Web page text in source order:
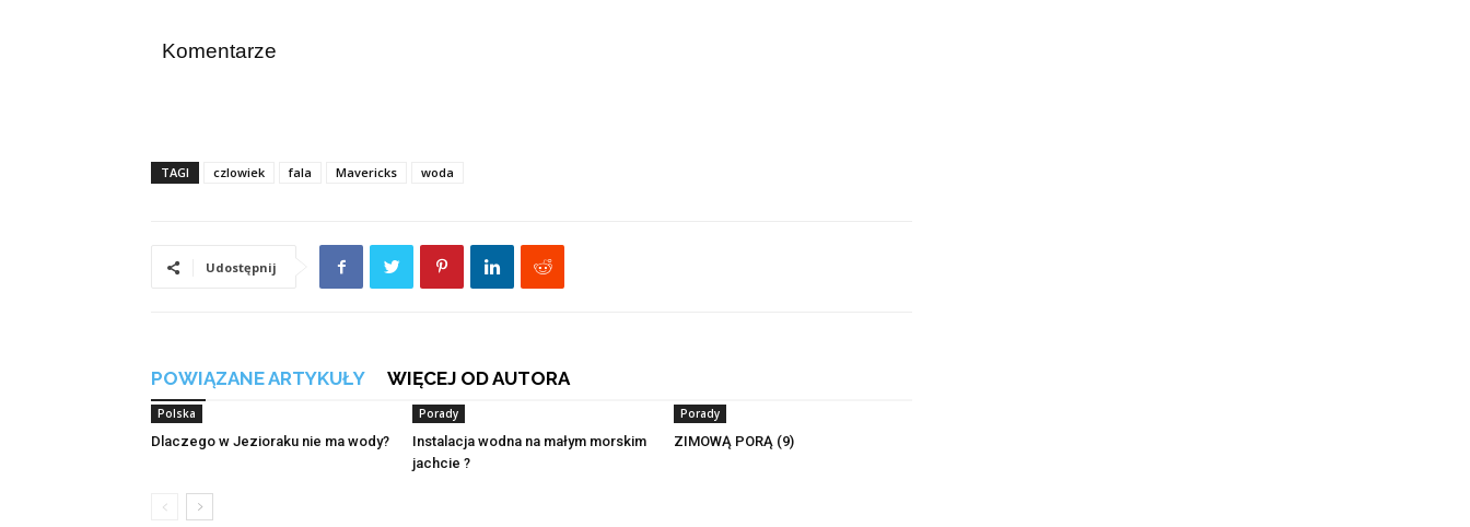
Komentarze
TAGI czlowiek fala Mavericks woda
Udostępnij
POWIĄZANE ARTYKUŁY WIĘCEJ OD AUTORA
Polska
Dlaczego w Jezioraku nie ma wody?
Porady
Instalacja wodna na małym morskim
jachcie ?
Porady
ZIMOWĄ PORĄ (9)